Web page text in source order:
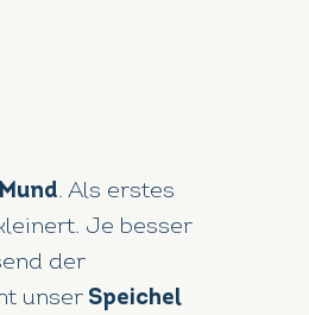
Mund. Als erstes
Je besser
der
unser Speichel